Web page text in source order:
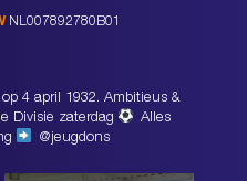
NL007892780B01
4 april 1932. Ambitieus &
Divisie zaterdag
Alles
@jeugdons